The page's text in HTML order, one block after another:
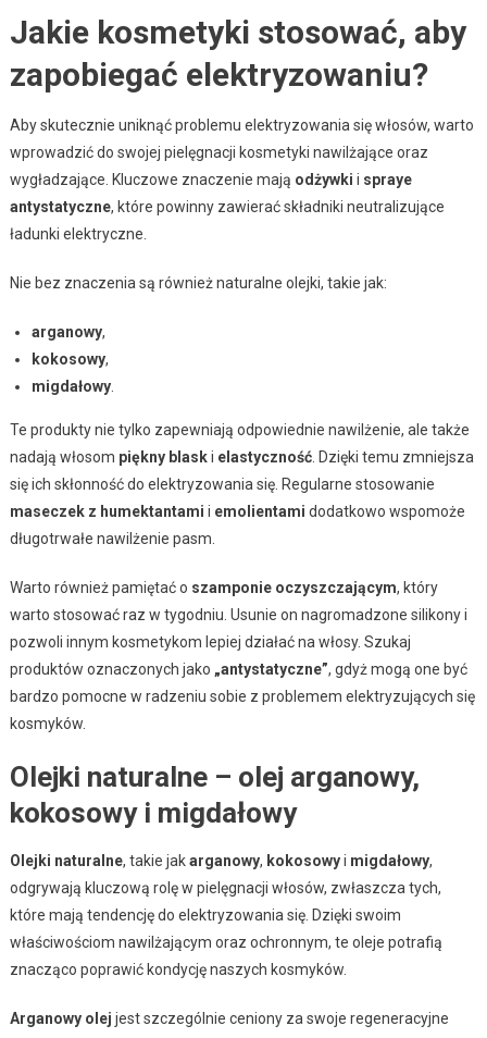
Jakie kosmetyki stosować, aby
zapobiegać elektryzowaniu?
Aby skutecznie uniknąć problemu elektryzowania się włosów, warto
wprowadzić do swojej pielęgnacji kosmetyki nawilżające oraz
wygładzające. Kluczowe znaczenie mają odżywki i spraye
antystatyczne, które powinny zawierać składniki neutralizujące
ładunki elektryczne.
Nie bez znaczenia są również naturalne olejki, takie jak:
arganowy,
kokosowy,
migdałowy.
Te produkty nie tylko zapewniają odpowiednie nawilżenie, ale także
nadają włosom piękny blaski elastyczność. Dzięki temu zmniejsza
się ich skłonność do elektryzowania się. Regularne stosowanie
maseczek z humektantami i emolientami dodatkowo wspomoże
długotrwałe nawilżenie pasm.
Warto również pamiętać o szamponie oczyszczającym, który
warto stosować raz w tygodniu. Usunie on nagromadzone silikony i
pozwoli innym kosmetykom lepiej działać na włosy. Szukaj
produktów oznaczonych jako „antystatyczne”, gdyż mogą one być
bardzo pomocne w radzeniu sobie z problemem elektryzujących się
kosmyków.
Olejki naturalne – olej arganowy,
kokosowy i migdałowy
Olejki naturalne, takie jakarganowy, kokosowyi migdałowy,
odgrywają kluczową rolę w pielęgnacji włosów, zwłaszcza tych,
które mają tendencję do elektryzowania się. Dzięki swoim
właściwościom nawilżającym oraz ochronnym, te oleje potrafią
znacząco poprawić kondycję naszych kosmyków.
Arganowy olej jest szczególnie ceniony za swoje regeneracyjne